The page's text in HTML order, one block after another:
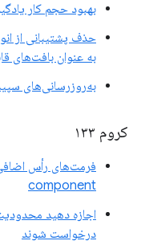
بهبود حجم کار
حذف پشتیبانی از
به عنوان بافت‌های
به‌روزرسانی‌های
کروم ۱۳۳
component
اجازه دهید
درخواست شوند